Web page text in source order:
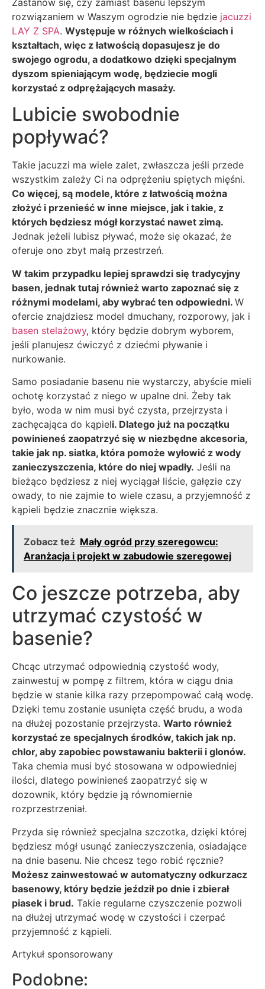
rozwiązaniem w Waszym ogrodzie nie będzie jacuzzi
LAY Z SPA. Występuje w różnych wielkościach i
kształtach, więc z łatwością dopasujesz je do
swojego ogrodu, a dodatkowo dzięki specjalnym
dyszom spieniającym wodę, będziecie mogli
korzystać z odprężających masaży.
Lubicie swobodnie
popływać?
Takie jacuzzi ma wiele zalet, zwłaszcza jeśli przede
wszystkim zależy Ci na odprężeniu spiętych mięśni.
Co więcej, są modele, które z łatwością można
złożyć i przenieść w inne miejsce, jak i takie, z
których będziesz mógł korzystać nawet zimą.
Jednak jeżeli lubisz pływać, może się okazać, że
oferuje ono zbyt małą przestrzeń.
W takim przypadku lepiej sprawdzi się tradycyjny
basen, jednak tutaj również warto zapoznać się z
różnymi modelami, aby wybrać ten odpowiedni. W
ofercie znajdziesz model dmuchany, rozporowy, jak i
basen stelażowy, który będzie dobrym wyborem,
jeśli planujesz ćwiczyć z dziećmi pływanie i
nurkowanie.
Samo posiadanie basenu nie wystarczy, abyście mieli
ochotę korzystać z niego w upalne dni. Żeby tak
było, woda w nim musi być czysta, przejrzysta i
zachęcająca do kąpieli. Dlatego już na początku
powinieneś zaopatrzyć się w niezbędne akcesoria,
takie jak np. siatka, która pomoże wyłowić z wody
zanieczyszczenia, które do niej wpadły. Jeśli na
bieżąco będziesz z niej wyciągał liście, gałęzie czy
owady, to nie zajmie to wiele czasu, a przyjemność z
kąpieli będzie znacznie większa.
Zobacz też Mały ogród przy szeregowcu:
Aranżacja i projekt w zabudowie szeregowej
Co jeszcze potrzeba, aby
utrzymać czystość w
basenie?
Chcąc utrzymać odpowiednią czystość wody,
zainwestuj w pompę z filtrem, która w ciągu dnia
będzie w stanie kilka razy przepompować całą wodę.
Dzięki temu zostanie usunięta część brudu, a woda
na dłużej pozostanie przejrzysta. Warto również
korzystać ze specjalnych środków, takich jak np.
chlor, aby zapobiec powstawaniu bakterii i glonów.
Taka chemia musi być stosowana w odpowiedniej
ilości, dlatego powinieneś zaopatrzyć się w
dozownik, który będzie ją równomiernie
rozprzestrzeniał.
Przyda się również specjalna szczotka, dzięki której
będziesz mógł usunąć zanieczyszczenia, osiadające
na dnie basenu. Nie chcesz tego robić ręcznie?
Możesz zainwestować w automatyczny odkurzacz
basenowy, który będzie jeździł po dnie i zbierał
piasek i brud. Takie regularne czyszczenie pozwoli
na dłużej utrzymać wodę w czystości i czerpać
przyjemność z kąpieli.
Artykuł sponsorowany
Podobne: